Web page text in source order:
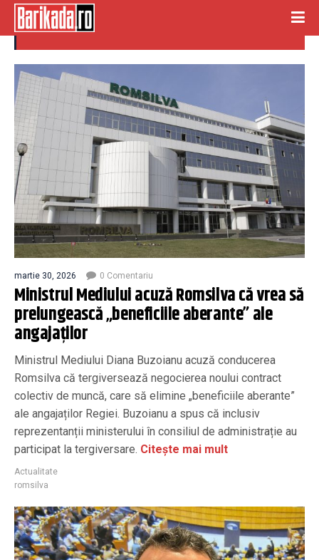
romsilva
martie 30, 2026 0 Comentariu
Ministrul Mediului acuză Romsilva că vrea să
prelungească „beneficiile aberante” ale
angajaților
Ministrul Mediului Diana Buzoianu acuză conducerea
Romsilva că tergiversează negocierea noului contract
colectiv de muncă, care să elimine „beneficiile aberante”
ale angajaților Regiei. Buzoianu a spus că inclusiv
reprezentanții ministerului în consiliul de administrație au
participat la tergiversare. Citește mai mult
Actualitate
romsilva